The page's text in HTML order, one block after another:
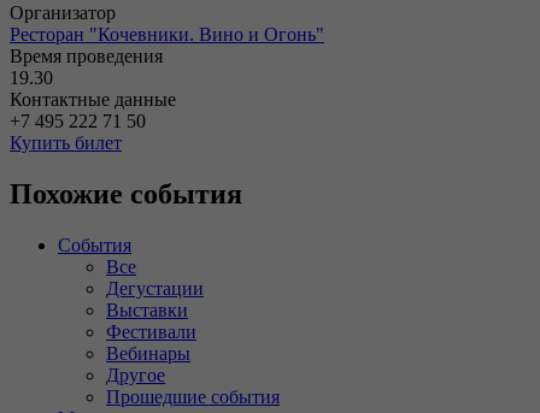
Организатор
Ресторан "Кочевники. Вино и Огонь"
Время проведения
19.30
Контактные данные
+7 495 222 71 50
Купить билет
Похожие события
События
Все
Дегустации
Выставки
Фестивали
Вебинары
Другое
Прошедшие события